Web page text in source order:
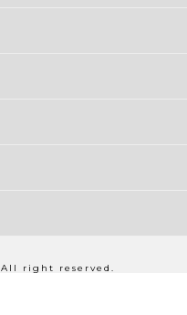
right reserved.